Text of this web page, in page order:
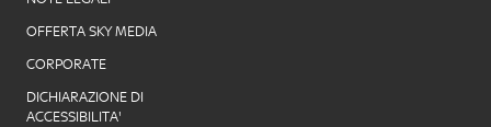
OFFERTA SKY MEDIA
CORPORATE
DICHIARAZIONE DI
ACCESSIBILITA'